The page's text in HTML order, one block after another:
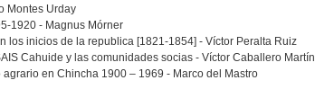
Montes Urday
1920 - Magnus Mórner
los inicios de la republica [1821-1854] - Víctor Peralta Ruiz
Cahuide y las comunidades socias - Víctor Caballero Martín
en Chincha 1900 – 1969 - Marco del Mastro